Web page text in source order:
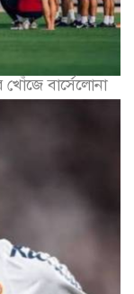
খোঁজে বার্সেলোনা